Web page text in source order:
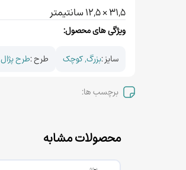
31,5 × 12,5 سانتیمتر
ویژگی های محصول:
سایز :بزرگ, کوچک طرح :طرح پژال
برچسب ها:
محصولات مشابه